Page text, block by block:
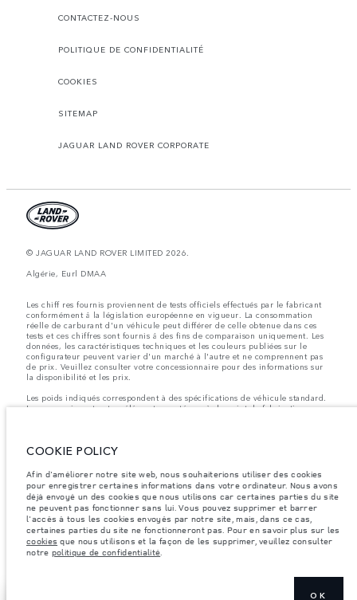
CONTACTEZ-NOUS
POLITIQUE DE CONFIDENTIALITÉ
COOKIES
SITEMAP
JAGUAR LAND ROVER CORPORATE
© JAGUAR LAND ROVER LIMITED 2026.
Algérie, Eurl DMAA
Les chiff res fournis proviennent de tests officiels effectués par le fabricant
conformément å la législation européenne en vigueur. La consommation
réelle de carburant d'un véhicule peut différer de celle obtenue dans ces
tests et ces chiffres sont fournis å des fins de comparaison uniquement. Les
données, les caractéristiques techniques et les couleurs publiées sur le
configurateur peuvent varier d'un marché à l'autre et ne comprennent pas
de prix. Veuillez consulter votre concessionnaire pour des informations sur
la disponibilité et les prix.
Les poids indiqués correspondent à des spécifications de véhicule standard.
Les accessoires et autres éléments montés après le point de fabrication
et des carburants.
Remarque importante sur les images et les spécifications.
La pénurie
mondiale de semi-conducteurs affecte actuellement les spécifications de
construction des véhicules, la disponibilité des options et les délais de
construction. Cette situation s’avère très fluctuante, et par conséquent, les
images utilisées actuellement sur le site Web peuvent ne pas refléter
entièrement les spécifications actuelles en ce qui concerne les
caractéristiques, les options, les finitions et les combinaisons de couleurs.
Veuillez consulter votre concessionnaire pour avoir confirmation des
restrictions actuelles et faire un choix éclairé
COOKIE POLICY
Afin d'améliorer notre site web, nous souhaiterions utiliser des cookies
pour enregistrer certaines informations dans votre ordinateur. Nous avons
déjà envoyé un des cookies que nous utilisons car certaines parties du site
ne peuvent pas fonctionner sans lui. Vous pouvez supprimer et barrer
l'accès à tous les cookies envoyés par notre site, mais, dans ce cas,
certaines parties du site ne fonctionneront pas. Pour en savoir plus sur les
cookies que nous utilisons et la façon de les supprimer, veuillez consulter
notre politique de confidentialité.
OK